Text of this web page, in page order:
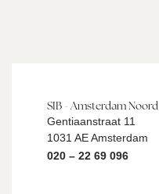
SIB - Amsterdam Noord
Gentiaanstraat 11
1031 AE Amsterdam
020 – 22 69 096